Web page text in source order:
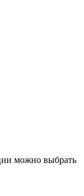
можно выбрать